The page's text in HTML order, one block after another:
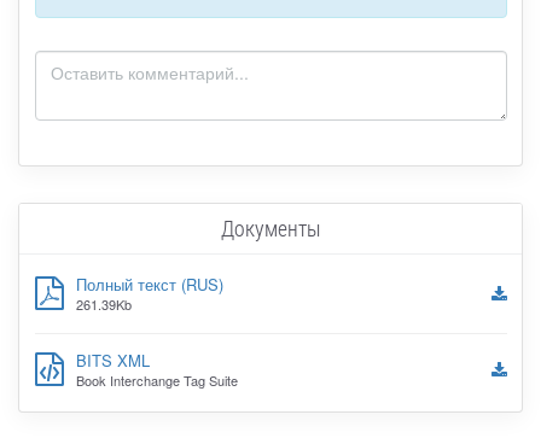
Документы
Полный текст (RUS)
261.39Kb
BITS XML
Book Interchange Tag Suite